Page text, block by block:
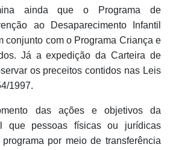
ainda que o Programa de
ao Desaparecimento Infantil
conjunto com o Programa Criança e
Já a expedição da Carteira de
os preceitos contidos nas Leis
1997.
das ações e objetivos da
que pessoas físicas ou jurídicas
por meio de transferência